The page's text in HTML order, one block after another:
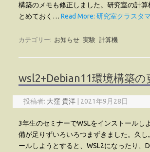
構築のメモも修正しました。研究室の計算
とめておく… Read More: 研究室クラスタ
カテゴリー: お知らせ 実験 計算機
wsl2+Debian11環境構築の
投稿者: 大窪 貴洋 2021年9月28日
3年生のセミナーでWSLをインストールし
備が足りずいろいろつまずきました。久し
ールしようとすると、WSL2になったり、